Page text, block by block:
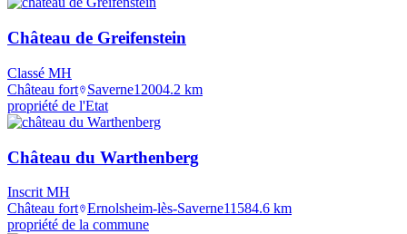
Château de Greifenstein
Classé MH
Château fort
Saverne12004.2 km
propriété de l'Etat
Château du Warthenberg
Inscrit MH
Château fort Ernolsheim-lès-Saverne11584.6 km
propriété de la commune